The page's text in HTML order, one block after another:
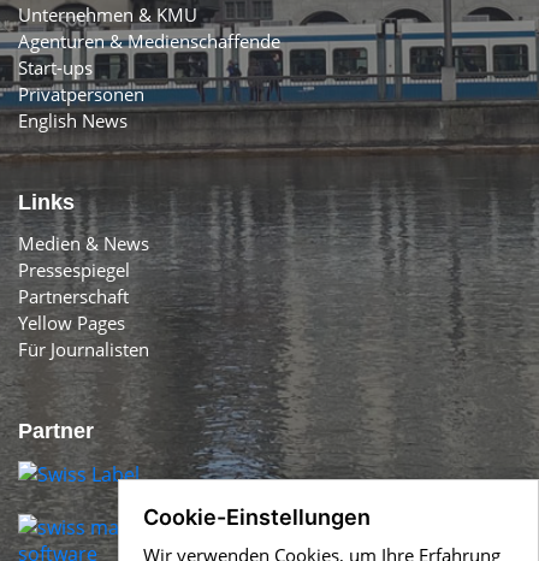
Unternehmen & KMU
Agenturen & Medienschaffende
Start-ups
Privatpersonen
English News
Links
Medien & News
Pressespiegel
Partnerschaft
Yellow Pages
Für Journalisten
Partner
Cookie-Einstellungen
Wir verwenden Cookies, um Ihre Erfahrung